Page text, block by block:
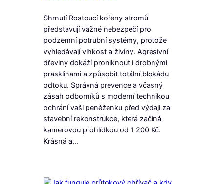
Shrnutí Rostoucí kořeny stromů
představují vážné nebezpečí pro
podzemní potrubní systémy, protože
vyhledávají vlhkost a živiny. Agresivní
dřeviny dokáží proniknout i drobnými
prasklinami a způsobit totální blokádu
odtoku. Správná prevence a včasný
zásah odborníků s moderní technikou
ochrání vaši peněženku před výdaji za
stavební rekonstrukce, která začíná
kamerovou prohlídkou od 1 200 Kč.
Krásná a…